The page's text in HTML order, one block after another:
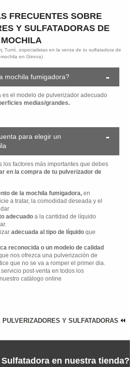
FRECUENTES SOBRE
Y SULFATADORAS DE
MOCHILA
Turró, especialistas en la venta de tu sulfatadora de
mochila en Girona)
mochila fumigadora?
el modelo de pulverizador adecuado
medias/grandes.
para elegir un
los factores más importantes que debes
en la compra de tu pulverizador de
de la mochila fumigadora,en
a tratar, la comodidad deseada y el
adecuado a la cantidad de líquido
adecuada al tipo de líquido que
reconocida o un modelo de calidad
nos ofrezca una pulverización de
que no se va a romper el primer dia.
post-venta en todos los
catálogo online
Y SULFATADORAS
en nuestra tienda?